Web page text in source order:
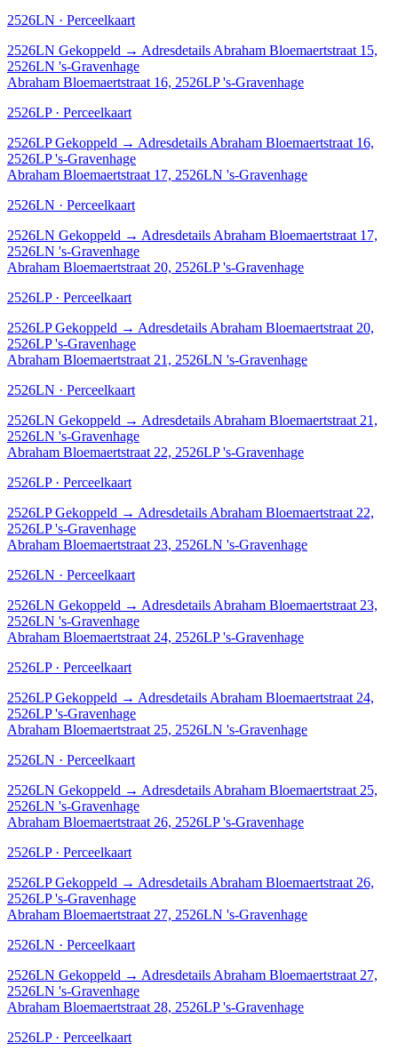
2526LN · Perceelkaart
2526LN Gekoppeld → Adresdetails Abraham Bloemaertstraat 15,
2526LN 's-Gravenhage
Abraham Bloemaertstraat 16, 2526LP 's-Gravenhage
2526LP · Perceelkaart
2526LP Gekoppeld → Adresdetails Abraham Bloemaertstraat 16,
2526LP 's-Gravenhage
Abraham Bloemaertstraat 17, 2526LN 's-Gravenhage
2526LN · Perceelkaart
2526LN Gekoppeld → Adresdetails Abraham Bloemaertstraat 17,
2526LN 's-Gravenhage
Abraham Bloemaertstraat 20, 2526LP 's-Gravenhage
2526LP · Perceelkaart
2526LP Gekoppeld → Adresdetails Abraham Bloemaertstraat 20,
2526LP 's-Gravenhage
Abraham Bloemaertstraat 21, 2526LN 's-Gravenhage
2526LN · Perceelkaart
2526LN Gekoppeld → Adresdetails Abraham Bloemaertstraat 21,
2526LN 's-Gravenhage
Abraham Bloemaertstraat 22, 2526LP 's-Gravenhage
2526LP · Perceelkaart
2526LP Gekoppeld → Adresdetails Abraham Bloemaertstraat 22,
2526LP 's-Gravenhage
Abraham Bloemaertstraat 23, 2526LN 's-Gravenhage
2526LN · Perceelkaart
2526LN Gekoppeld → Adresdetails Abraham Bloemaertstraat 23,
2526LN 's-Gravenhage
Abraham Bloemaertstraat 24, 2526LP 's-Gravenhage
2526LP · Perceelkaart
2526LP Gekoppeld → Adresdetails Abraham Bloemaertstraat 24,
2526LP 's-Gravenhage
Abraham Bloemaertstraat 25, 2526LN 's-Gravenhage
2526LN · Perceelkaart
2526LN Gekoppeld → Adresdetails Abraham Bloemaertstraat 25,
2526LN 's-Gravenhage
Abraham Bloemaertstraat 26, 2526LP 's-Gravenhage
2526LP · Perceelkaart
2526LP Gekoppeld → Adresdetails Abraham Bloemaertstraat 26,
2526LP 's-Gravenhage
Abraham Bloemaertstraat 27, 2526LN 's-Gravenhage
2526LN · Perceelkaart
2526LN Gekoppeld → Adresdetails Abraham Bloemaertstraat 27,
2526LN 's-Gravenhage
Abraham Bloemaertstraat 28, 2526LP 's-Gravenhage
2526LP · Perceelkaart